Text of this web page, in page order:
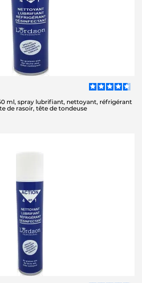
ml, spray lubrifiant, nettoyant, réfrigérant
de rasoir, tête de tondeuse